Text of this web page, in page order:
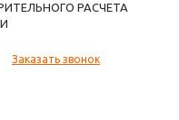
РАСЧЕТА
Заказать звонок